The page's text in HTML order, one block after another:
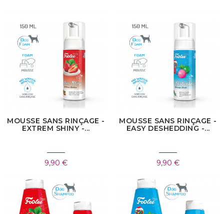
MOUSSE SANS RINÇAGE -
EXTREM SHINY -...
9,90 €
MOUSSE SANS RINÇAGE -
EASY DESHEDDING -...
9,90 €